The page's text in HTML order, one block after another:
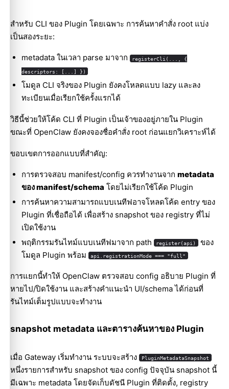
สำหรับ CLI ของ Plugin โดยเฉพาะ การค้นหาคำสั่ง root แบ่ง
เป็นสองระยะ:
metadata ในเวลา parse มาจาก registerCli(..., {
descriptors: [...] })
โมดูล CLI จริงของ Plugin ยังคงโหลดแบบ lazy และลง
ทะเบียนเมื่อเรียกใช้ครั้งแรกได้
วิธีนี้ช่วยให้โค้ด CLI ที่ Plugin เป็นเจ้าของอยู่ภายใน Plugin
ขณะที่ OpenClaw ยังคงจองชื่อคำสั่ง root ก่อนแยกวิเคราะห์ได้
ขอบเขตการออกแบบที่สำคัญ:
การตรวจสอบ manifest/config ควรทำงานจาก metadata
ของ manifest/schema โดยไม่เรียกใช้โค้ด Plugin
การค้นหาความสามารถแบบเนทีฟอาจโหลดโค้ด entry ของ
Plugin ที่เชื่อถือได้ เพื่อสร้าง snapshot ของ registry ที่ไม่
เปิดใช้งาน
พฤติกรรมรันไทม์แบบเนทีฟมาจาก path
register(api)
ของ
โมดูล Plugin พร้อม
api.registrationMode === "full"
การแยกนี้ทำให้ OpenClaw ตรวจสอบ config อธิบาย Plugin ที่
หายไป/ปิดใช้งาน และสร้างคำแนะนำ UI/schema ได้ก่อนที่
รันไทม์เต็มรูปแบบจะทำงาน
snapshot metadata และตารางค้นหาของ Plugin
เมื่อ Gateway เริ่มทำงาน ระบบจะสร้าง PluginMetadataSnapshot
หนึ่งรายการสำหรับ snapshot ของ config ปัจจุบัน snapshot นี้
มีเฉพาะ metadata โดยจัดเก็บดัชนี Plugin ที่ติดตั้ง, registry